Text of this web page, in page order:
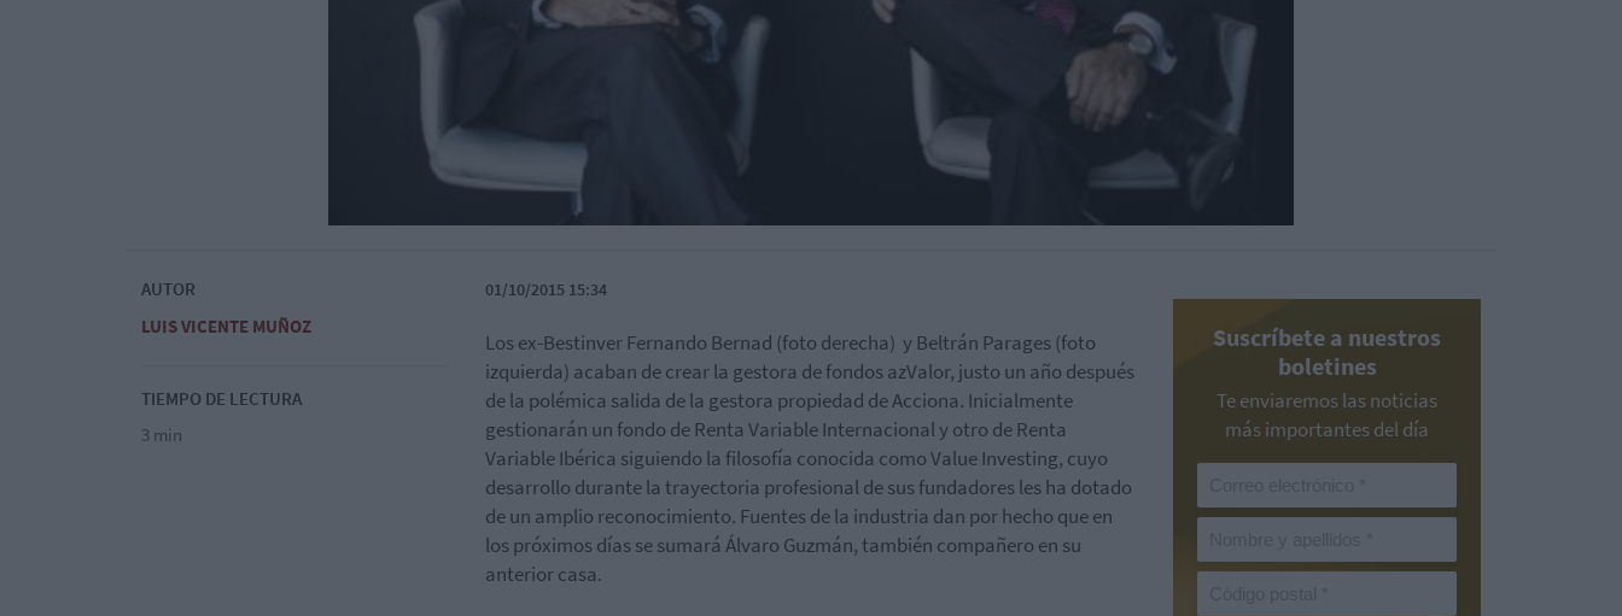
AUTOR
LUIS VICENTE MUÑOZ
TIEMPO DE LECTURA
3 min
01/10/2015 15:34
Los ex-Bestinver Fernando Bernad (foto derecha) y Beltrán Parages (foto
izquierda) acaban de crear la gestora de fondos azValor, justo un año después
de la polémica salida de la gestora propiedad de Acciona. Inicialmente
gestionarán un fondo de Renta Variable Internacional y otro de Renta
Variable Ibérica siguiendo la filosofía conocida como Value Investing, cuyo
desarrollo durante la trayectoria profesional de sus fundadores les ha dotado
de un amplio reconocimiento. Fuentes de la industria dan por hecho que en
los próximos días se sumará Álvaro Guzmán, también compañero en su
anterior casa.
Suscríbete a nuestros
boletines
Te enviaremos las noticias
más importantes del día